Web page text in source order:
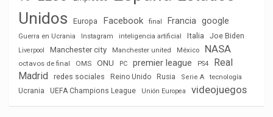
Unidos
Europa Facebook final Francia google
Guerra en Ucrania Instagram inteligencia artificial Italia Joe Biden
Liverpool Manchester city Manchester united México NASA
octavos de final OMS ONU PC premier league PS4
Real
Madrid
redes sociales Reino Unido Rusia Serie A
tecnología
Ucrania
UEFA Champions League Unión Europea videojuegos